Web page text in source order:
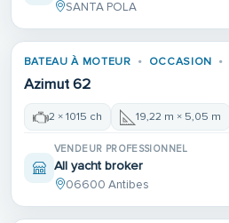
SANTA POLA
BATEAU À MOTEUR OCCASION
Azimut 62
2 × 1015 ch 19,22 m × 5,05 m
VENDEUR PROFESSIONNEL
All yacht broker
06600 Antibes